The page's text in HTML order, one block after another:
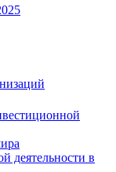
деятельности в